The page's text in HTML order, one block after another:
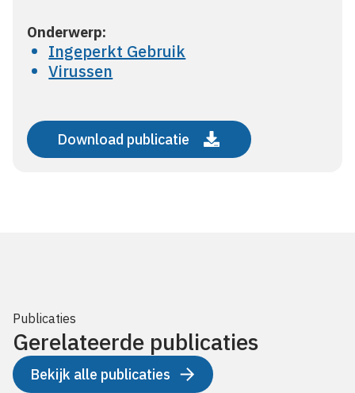
Onderwerp:
Ingeperkt Gebruik
Virussen
Download publicatie
Publicaties
Gerelateerde publicaties
Bekijk alle publicaties